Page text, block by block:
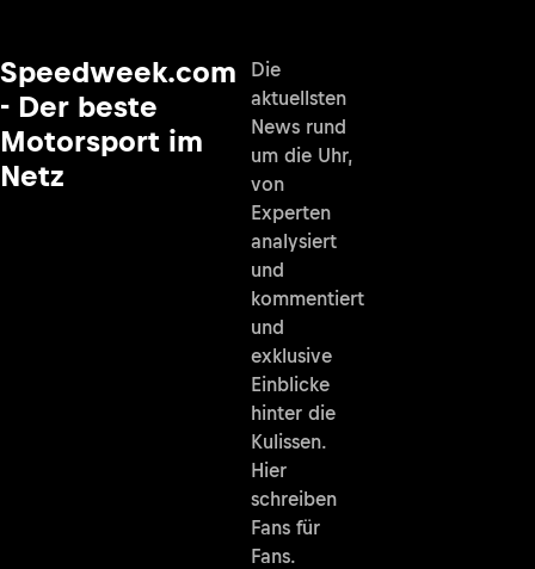
Speedweek.com
- Der beste
Motorsport im
Netz
Die
aktuellsten
News rund
um die Uhr,
von
Experten
analysiert
und
kommentiert
und
exklusive
Einblicke
hinter die
Kulissen.
Hier
schreiben
Fans für
Fans.